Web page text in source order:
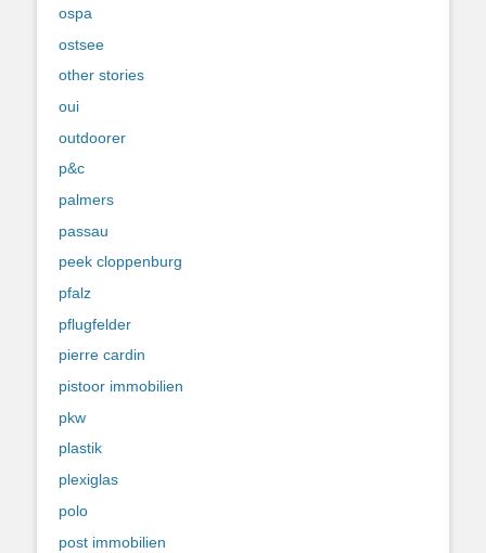
ospa
ostsee
other stories
oui
outdoorer
p&c
palmers
passau
peek cloppenburg
pfalz
pflugfelder
pierre cardin
pistoor immobilien
pkw
plastik
plexiglas
polo
post immobilien